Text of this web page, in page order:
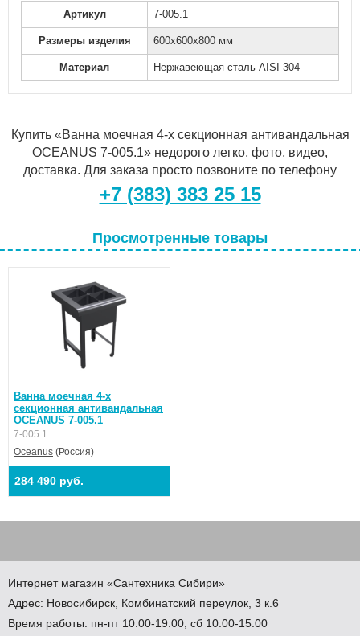
Артикул 7-005.1
Размеры изделия 600х600х800 мм
Материал Нержавеющая сталь AISI 304
Купить «Ванна моечная 4-х секционная антивандальная
OCEANUS 7-005.1» недорого легко, фото, видео,
доставка. Для заказа просто позвоните по телефону
+7 (383) 383 25 15
Просмотренные товары
Ванна моечная 4-х
секционная антивандальная
OCEANUS 7-005.1
7-005.1
Oceanus (Россия)
284 490 руб.
Интернет магазин «Сантехника Сибири»
Адрес: Новосибирск Комбинатский переулок, 3 к.6
Время работы: пн-пт 10.00-19.00, сб 10.00-15.00